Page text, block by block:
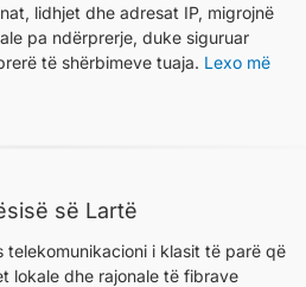
lidhjet dhe adresat IP, migrojnë
pa ndërprerje, duke siguruar
të shërbimeve tuaja. Lexo më
së Lartë
telekomunikacioni i klasit të parë që
lokale dhe rajonale të fibrave